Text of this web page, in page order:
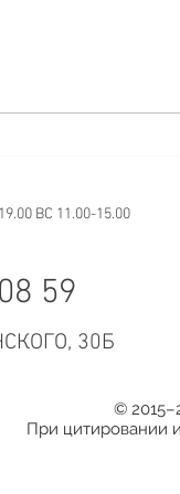
и
ВС 11.00-15.00
59
30Б
©
При цитировании